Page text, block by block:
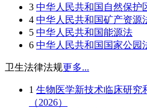
3 中华人民共和国自然保护
4 中华人民共和国矿产资源
5 中华人民共和国能源法
6 中华人民共和国国家公园
卫生法律法规更多...
1 生物医学新技术临床研究
（2026）